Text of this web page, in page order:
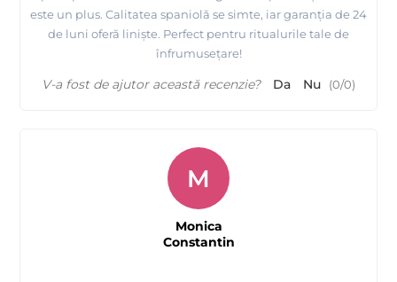
este un plus. Calitatea spaniolă se simte, iar garanția de 24
de luni oferă liniște. Perfect pentru ritualurile tale de
înfrumusețare!
V-a fost de ajutor această recenzie? Da Nu (0/0)
M
Monica
Constantin